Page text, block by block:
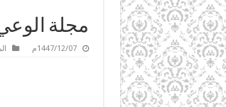
مجلة الوعي:
1447/12/07م